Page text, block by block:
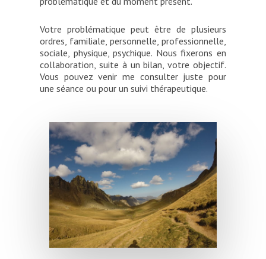
Votre problématique peut être de plusieurs
ordres, familiale, personnelle, professionnelle,
sociale, physique, psychique. Nous fixerons en
collaboration, suite à un bilan, votre objectif.
Vous pouvez venir me consulter juste pour
une séance ou pour un suivi thérapeutique.